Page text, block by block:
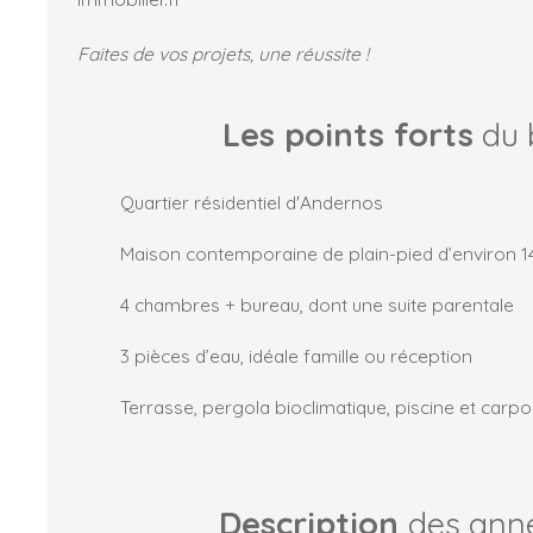
Faites de vos projets, une réussite !
Les points forts du
Quartier résidentiel d'Andernos
Maison contemporaine de plain-pied d’environ
4 chambres + bureau, dont une suite parentale
3 pièces d’eau, idéale famille ou réception
Terrasse, pergola bioclimatique, piscine et
Description des